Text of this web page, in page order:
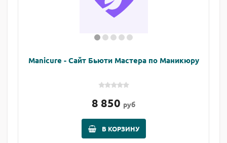
Manicure - Сайт Бьюти Мастера по Маникюру
8 850 руб
В КОРЗИНУ